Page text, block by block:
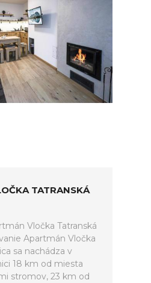
TATRANSKÁ
Vločka Tatranská
Apartmán Vločka
sa nachádza v
18 km od miesta
stromov, 23 km od